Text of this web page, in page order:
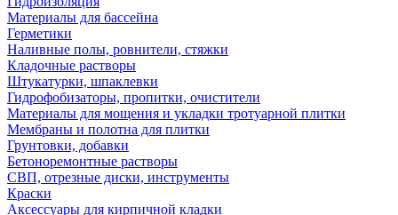
Материалы для бассейна
Герметики
Наливные полы, ровнители, стяжки
Кладочные растворы
Штукатурки, шпаклевки
Гидрофобизаторы, пропитки, очистители
Материалы для мощения и укладки тротуарной плитки
Мембраны и полотна для плитки
Грунтовки, добавки
Бетоноремонтные растворы
СВП, отрезные диски, инструменты
Краски
Аксессуары для кирпичной кладки